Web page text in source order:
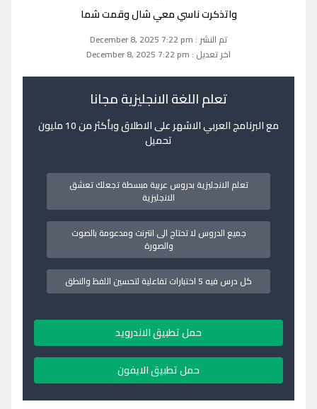
واتذكرت ناسي معي شال وقمت شما
تم النشر : December 8, 2025 7:22 pm
اخر تعديل : December 8, 2025 7:22 pm
تعلم اللغة الانجليزية مجانا
مع البرنامج العربي الاشهر على الاطلاق وبأكثر من 10 مليون
تحميل
تعلم الانجليزية بدروس عربية مبسطة تجعلك تعشق
الانجليزية
جميع الدروس لا تحتاج الى انترنت ومدعومة بالصوت
والصورة
كل درس فيه 5 اختبارات تفاعلية لتحسين اللفظ والنطق
حمل تطبيق الاندرويد
حمل تطبيق الايفون